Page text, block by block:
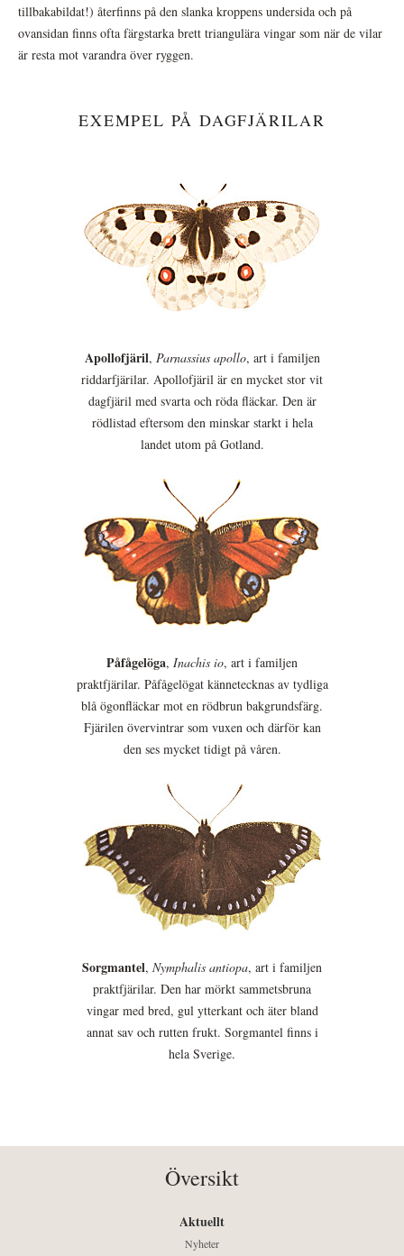
tillbakabildat!) återfinns på den slanka kroppens undersida och på
ovansidan finns ofta färgstarka brett triangulära vingar som när de vilar
är resta mot varandra över ryggen.
EXEMPEL PÅ DAGFJÄRILAR
Apollofjäril, Parnassius apollo, art i familjen
riddarfjärilar. Apollofjäril är en mycket stor vit
dagfjäril med svarta och röda fläckar. Den är
rödlistad eftersom den minskar starkt i hela
landet utom på Gotland.
Påfågelöga, Inachis io, art i familjen
praktfjärilar. Påfågelögat kännetecknas av tydliga
blå ögonfläckar mot en rödbrun bakgrundsfärg.
Fjärilen övervintrar som vuxen och därför kan
den ses mycket tidigt på våren.
Sorgmantel, Nymphalis antiopa, art i familjen
praktfjärilar. Den har mörkt sammetsbruna
vingar med bred, gul ytterkant och äter bland
annat sav och rutten frukt. Sorgmantel finns i
hela Sverige.
Översikt
Aktuellt
Nyheter